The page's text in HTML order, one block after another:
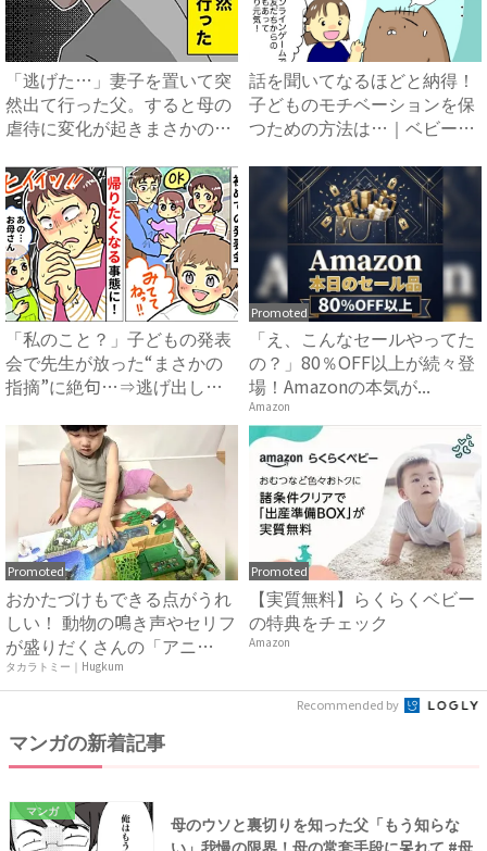
「逃げた…」妻子を置いて突
然出て行った父。すると母の
虐待に変化が起きまさかの…
話を聞いてなるほどと納得！
子どものモチベーションを保
つための方法は…｜ベビーカ
「私のこと？」子どもの発表
会で先生が放った“まさかの
指摘”に絶句…⇒逃げ出した
Promoted
「え、こんなセールやってた
の？」80％OFF以上が続々登
場！Amazonの本気が...
Amazon
Promoted
おかたづけもできる点がうれ
しい！ 動物の鳴き声やセリフ
が盛りだくさんの「アニ
ア ...
タカラトミー｜Hugkum
Promoted
【実質無料】らくらくベビー
の特典をチェック
Amazon
Recommended by
マンガの新着記事
マンガ
母のウソと裏切りを知った父「もう知らな
い」我慢の限界！母の常套手段に呆れて #母